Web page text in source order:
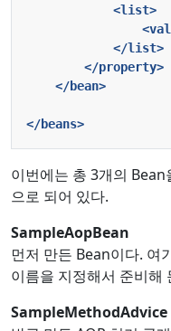
<list>
</list>
</property>
</bean>
</beans>
이번에는 총 3개의
으로 되어 있다.
SampleAopBean
먼저 만든 Bean이다.
이름을 지정해서 준비해
SampleMethodAdvice